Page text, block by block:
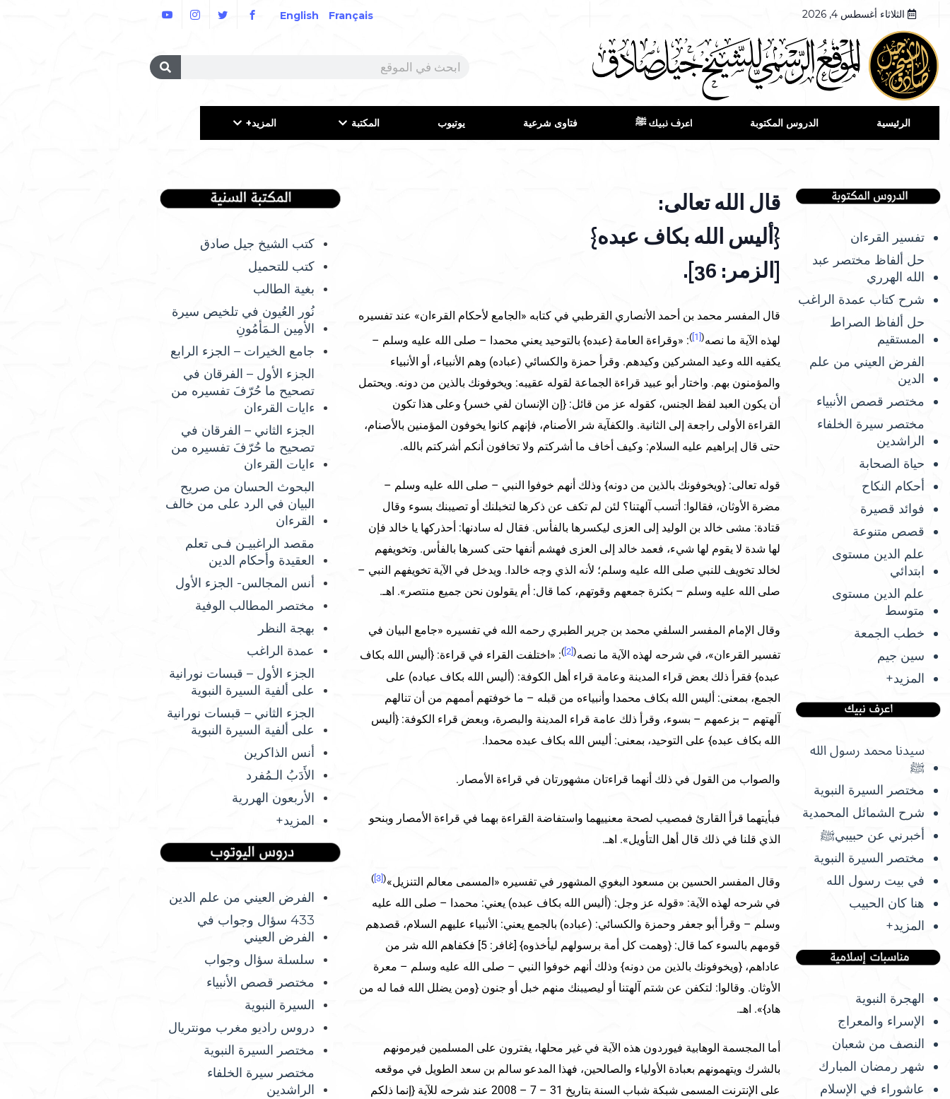
الثلاثاء أغسطس 4, 2026 Français
English
الرئيسية الدروس المكتوبة اعرف نبيك ﷺ فتاوى شرعية يوتيوب المكتبة المزيد+
تفسير القرءان
حل ألفاظ مختصر عبد
الله الهرري
شرح كتاب عمدة الراغب
حل ألفاظ الصراط
المستقيم
الفرض العيني من علم
الدين
مختصر قصص الأنبياء
مختصر سيرة الخلفاء
الراشدين
حياة الصحابة
أحكام النكاح
فوائد قصيرة
قصص متنوعة
علم الدين مستوى
ابتدائي
علم الدين مستوى
متوسط
خطب الجمعة
سين جيم
المزيد+
سيدنا محمد رسول الله
ﷺ
مختصر السيرة النبوية
شرح الشمائل المحمدية
أخبرني عن حبيبيﷺ
مختصر السيرة النبوية
في بيت رسول الله
هنا كان الحبيب
المزيد+
الهجرة النبوية
الإسراء والمعراج
النصف من شعبان
شهر رمضان المبارك
عاشوراء في الإسلام
قال الله تعالى:
{أليس الله بكاف عبده}
[الزمر: 36].
قال المفسر محمد بن أحمد الأنصاري القرطبي في كتابه «الجامع لأحكام القرءان» عند تفسيره
لهذه الآية ما نصه(
[1]
): «وقراءة العامة {عبده} بالتوحيد يعني محمدا – صلى الله عليه وسلم –
يكفيه الله وعيد المشركين وكيدهم. وقرأ حمزة والكسائي (عباده) وهم الأنبياء، أو الأنبياء
والمؤمنون بهم. واختار أبو عبيد قراءة الجماعة لقوله عقيبه: ويخوفونك بالذين من دونه. ويحتمل
أن يكون العبد لفظ الجنس، كقوله عز من قائل: {إن الإنسان لفي خسر} وعلى هذا تكون
القراءة الأولى راجعة إلى الثانية. والكفآية شر الأصنام، فإنهم كانوا يخوفون المؤمنين بالأصنام،
حتى قال إبراهيم عليه السلام: وكيف أخاف ما أشركتم ولا تخافون أنكم أشركتم بالله.
قوله تعالى: {ويخوفونك بالذين من دونه} وذلك أنهم خوفوا النبي – صلى الله عليه وسلم –
مضرة الأوثان، فقالوا: أتسب آلهتنا؟ لئن لم تكف عن ذكرها لتخبلنك أو تصيبنك بسوء وقال
قتادة: مشى خالد بن الوليد إلى العزى ليكسرها بالفأس. فقال له سادنها: أحذركها يا خالد فإن
لها شدة لا يقوم لها شيء، فعمد خالد إلى العزى فهشم أنفها حتى كسرها بالفأس. وتخويفهم
لخالد تخويف للنبي صلى الله عليه وسلم؛ لأنه الذي وجه خالدا. ويدخل في الآية تخويفهم النبي –
صلى الله عليه وسلم – بكثرة جمعهم وقوتهم، كما قال: أم يقولون نحن جميع منتصر». اهـ.
وقال الإمام المفسر السلفي محمد بن جرير الطبري رحمه الله في تفسيره «جامع البيان في
تفسير القرءان»، في شرحه لهذه الآية ما نصه(
[2]
): «اختلفت القراء في قراءة: {أليس الله بكاف
عبده} فقرأ ذلك بعض قراء المدينة وعامة قراء أهل الكوفة: (أليس الله بكاف عباده) على
الجمع، بمعنى: أليس الله بكاف محمدا وأنبياءه من قبله – ما خوفتهم أممهم من أن تنالهم
آلهتهم – بزعمهم – بسوء، وقرأ ذلك عامة قراء المدينة والبصرة، وبعض قراء الكوفة: {أليس
الله بكاف عبده} على التوحيد، بمعنى: أليس الله بكاف عبده محمدا.
والصواب من القول في ذلك أنهما قراءتان مشهورتان في قراءة الأمصار.
فبأيتهما قرأ القارئ فمصيب لصحة معنييهما واستفاضة القراءة بهما في قراءة الأمصار وبنحو
الذي قلنا في ذلك قال أهل التأويل». اهـ.
وقال المفسر الحسين بن مسعود البغوي المشهور في تفسيره «المسمى معالم التنزيل»(
[3]
)
في شرحه لهذه الآية: «قوله عز وجل: (أليس الله بكاف عبده) يعني: محمدا – صلى الله عليه
وسلم – وقرأ أبو جعفر وحمزة والكسائي: (عباده) بالجمع يعني: الأنبياء عليهم السلام، قصدهم
قومهم بالسوء كما قال: {وهمت كل أمة برسولهم ليأخذوه} [غافر: 5] فكفاهم الله شر من
عاداهم، {ويخوفونك بالذين من دونه} وذلك أنهم خوفوا النبي – صلى الله عليه وسلم – معرة
الأوثان. وقالوا: لتكفن عن شتم آلهتنا أو ليصيبنك منهم خبل أو جنون {ومن يضلل الله فما له من
هاد}». اهـ.
أما المجسمة الوهابية فيوردون هذه الآية في غير محلها، يفترون على المسلمين فيرمونهم
بالشرك ويتهمونهم بعبادة الأولياء والصالحين، فهذا المدعو سالم بن سعد الطويل في موقعه
على الإنترنت المسمى شبكة شباب السنة بتاريخ 31 – 7 – 2008 عند شرحه للآية {إنما ذلكم
كتب الشيخ جيل صادق
كتب للتحميل
بغية الطالب
نُور العُيون في تلخيص سيرة
الأمِين الـمَأمُونِ
جامع الخيرات – الجزء الرابع
الجزء الأول – الفرقان في
تصحيح ما حُرّفَ تفسيره من
ءايات القرءان
الجزء الثاني – الفرقان في
تصحيح ما حُرّفَ تفسيره من
ءايات القرءان
البحوث الحسان من صريح
البيان في الرد على من خالف
القرءان
مقصد الراغبيـن فـى تعلم
العقيدة وأحكام الدين
أنس المجالس- الجزء الأول
مختصر المطالب الوفية
بهجة النظر
عمدة الراغب
الجزء الأول – قبسات نورانية
على ألفية السيرة النبوية
الجزء الثاني – قبسات نورانية
على ألفية السيرة النبوية
أنس الذاكرين
الأَدَبُ الـمُفرد
الأربعون الهررية
المزيد+
الفرض العيني من علم الدين
433 سؤال وجواب في
الفرض العيني
سلسلة سؤال وجواب
مختصر قصص الأنبياء
السيرة النبوية
دروس راديو مغرب مونتريال
مختصر السيرة النبوية
مختصر سيرة الخلفاء
الراشدين